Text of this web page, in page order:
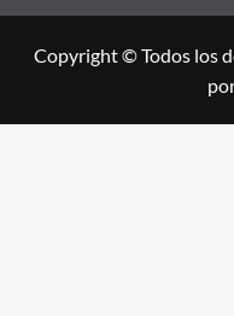
Copyright © Todos los